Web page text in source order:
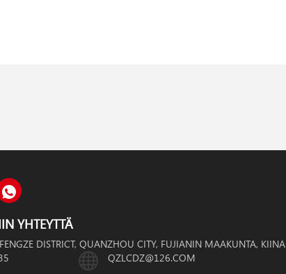
YHTEYTTÄ
DISTRICT, QUANZHOU CITY, FUJIANIN MAAKUNTA, KIINA
QZLCDZ@126.COM